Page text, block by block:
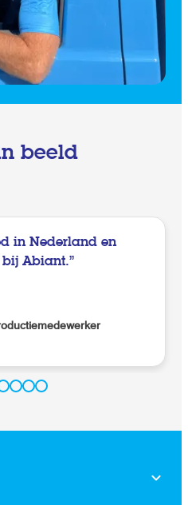
beeld
in Nederland en
Abiant.